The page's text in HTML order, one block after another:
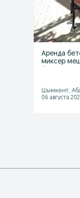
Аренда
миксер
Шымкент,
06 августа